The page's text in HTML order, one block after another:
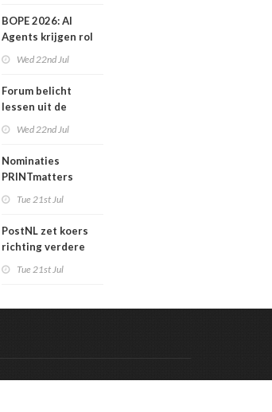
BOPE 2026: AI
Agents krijgen rol
Wed 22nd Jul
Forum belicht
lessen uit de
carrièreswitches
Wed 22nd Jul
Nominaties
PRINTmatters
Tue 21st Jul
PostNL zet koers
richting verdere
betalen de rekening
Tue 21st Jul